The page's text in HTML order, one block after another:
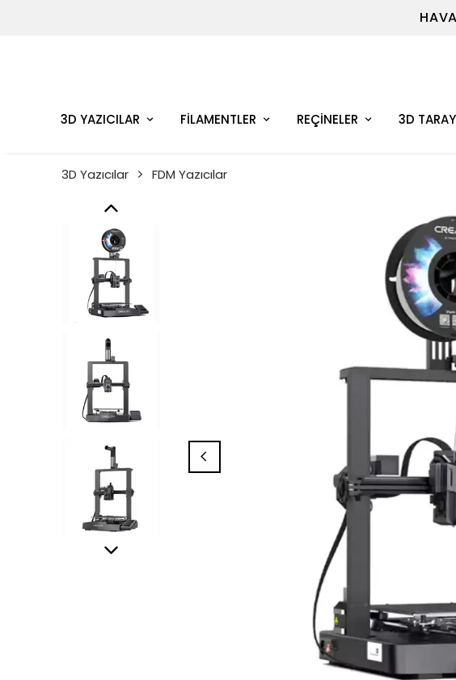
3D YAZICILAR FİLAMENTLER REÇİNELER 3D
3D Yazıcılar FDM Yazıcılar